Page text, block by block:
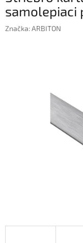
samolepiaci
Značka:ARBITON